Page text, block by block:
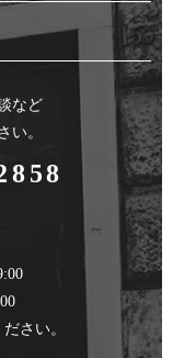
など
い。
さい。